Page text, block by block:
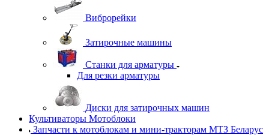
Виброрейки
Затирочные машины
Станки для арматуры
Для резки арматуры
Диски для затирочных машин
Культиваторы Мотоблоки
Запчасти к мотоблокам и мини-тракторам МТЗ Беларус